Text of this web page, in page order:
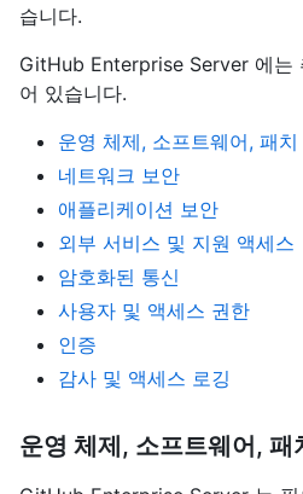
습니다.
GitHub Enterprise Server 에는
어 있습니다.
운영 체제, 소프트웨어, 패치
네트워크 보안
애플리케이션 보안
외부 서비스 및 지원 액세스
암호화된 통신
사용자 및 액세스 권한
인증
감사 및 액세스 로깅
운영 체제, 소프트웨어, 패